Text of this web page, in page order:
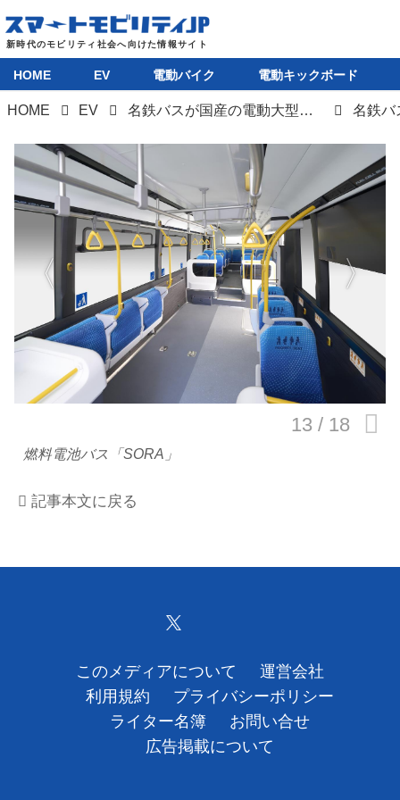
EV
電動バイク
電動キックボード
ライフスタイル
テクノロジー
このメディアについて
ライター名簿
HOME EV 電動バイク 電動キックボード
HOME EV 名鉄バスが国産の電動大型バスを基幹バス路線に導入。いすゞのEVバスとトヨタの燃料電池バスを1台ずつ採用
燃料電池バス「SORA」
記事本文に戻る
このメディアについて
運営会社
利用規約
プライバシーポリシー
ライター名簿
お問い合せ
広告掲載について